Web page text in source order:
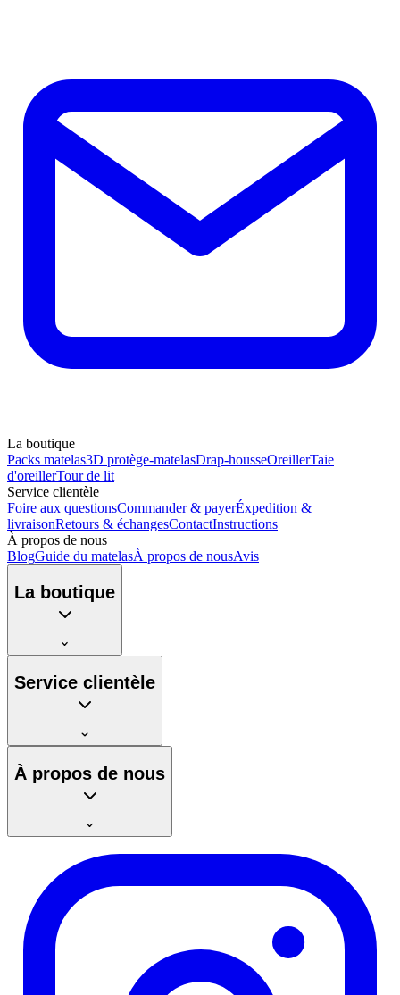
La boutique
Packs matelas3D protège-matelasDrap-housseOreillerTaie
d'oreillerTour de lit
Service clientèle
Foire aux questionsCommander & payerÉxpedition &
livraisonRetours & échangesContactInstructions
À propos de nous
BlogGuide du matelasÀ propos de nousAvis
La boutique
Service clientèle
À propos de nous